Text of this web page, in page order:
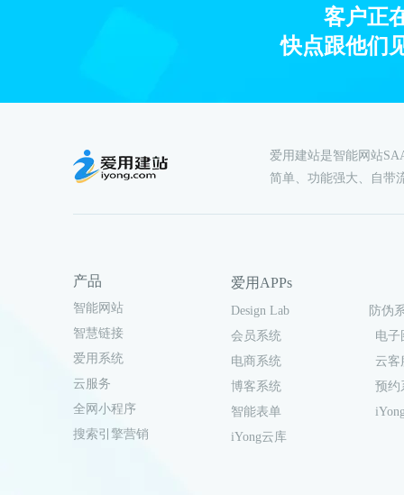
客户正
快点跟他们
爱用APPs
Design Lab
防伪
会员系统
电子
电商系统
云客
博客系统
预约
智能表单
iYong云库
产品
智能网站
智慧链接
爱用系统
云服务
全网小程序
搜索引擎营销
爱用建站是智能网站
简单、功能强大、自带